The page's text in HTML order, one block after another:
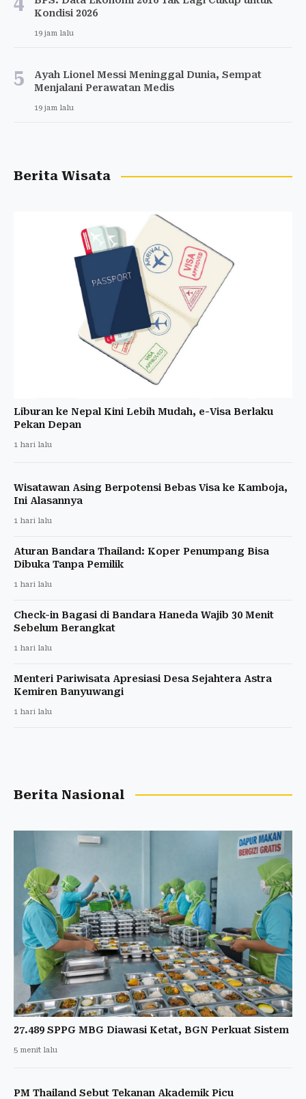
Kondisi 2026
19 jam lalu
5
Ayah Lionel Messi Meninggal Dunia, Sempat
Menjalani Perawatan Medis
19 jam lalu
Berita Wisata
Liburan ke Nepal Kini Lebih Mudah, e-Visa Berlaku
Pekan Depan
1 hari lalu
Wisatawan Asing Berpotensi Bebas Visa ke Kamboja,
Ini Alasannya
1 hari lalu
Aturan Bandara Thailand: Koper Penumpang Bisa
Dibuka Tanpa Pemilik
1 hari lalu
Check-in Bagasi di Bandara Haneda Wajib 30 Menit
Sebelum Berangkat
1 hari lalu
Menteri Pariwisata Apresiasi Desa Sejahtera Astra
Kemiren Banyuwangi
1 hari lalu
Berita Nasional
27.489 SPPG MBG Diawasi Ketat, BGN Perkuat Sistem
5 menit lalu
PM Thailand Sebut Tekanan Akademik Picu